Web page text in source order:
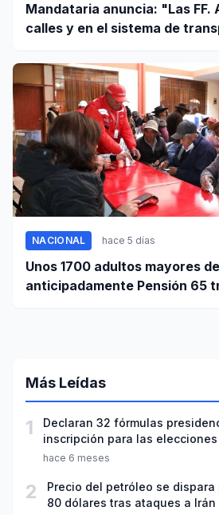
Mandataria anuncia: "Las FF.
calles y en el sistema de
NACIONAL hace 5 días
Unos 1700 adultos mayores
anticipadamente Pensión 65
Más Leídas
1
Declaran 32 fórmulas
inscripción para las
hace 6 meses
2
Precio del petróleo se dispara
80 dólares tras ataques a Irán